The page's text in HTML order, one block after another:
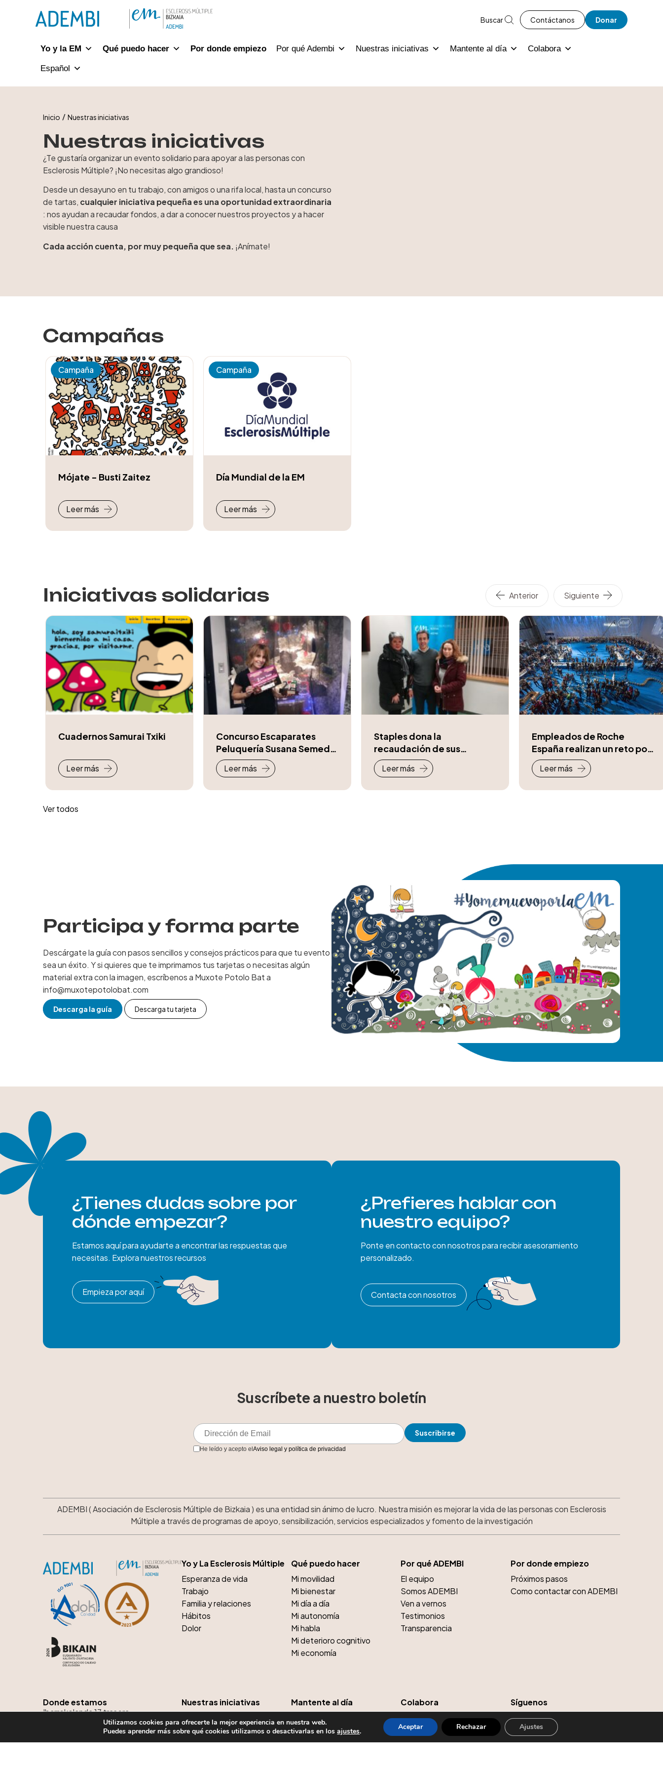
contenido
Buscar Contáctanos Donar
Yo y la EM Qué puedo hacer Por donde empiezo Por qué Adembi Nuestras iniciativas Mantente al día Colabora
Español
Inicio / Nuestras iniciativas
Nuestras iniciativas
¿Te gustaría organizar un evento solidario para apoyar a las personas con
Esclerosis Múltiple? ¡No necesitas algo grandioso!
Desde un desayuno en tu trabajo, con amigos o una rifa local, hasta un concurso
de tartas, cualquier iniciativa pequeña es una oportunidad extraordinaria
: nos ayudan a recaudar fondos, a dar a conocer nuestros proyectos y a hacer
visible nuestra causa
Cada acción cuenta, por muy pequeña que sea. ¡Anímate!
Campañas
Campaña
Mójate - Busti Zaitez
Leer más
Campaña
Día Mundial de la EM
Leer más
Iniciativas solidarias Anterior Siguiente
Cuadernos Samurai Txiki
Leer más
Concurso Escaparates
Peluquería Susana Semedo
Abanto-Zierbena
Leer más
Staples dona la
recaudación de sus
acciones solidarias
Leer más
Empleados de Roche
España realizan un reto por
la #EM
Leer más
Ver todos
Participa y forma parte
Descárgate la guía con pasos sencillos y consejos prácticos para que tu evento
sea un éxito. Y si quieres que te imprimamos tus tarjetas o necesitas algún
material extra con la imagen, escríbenos a Muxote Potolo Bat a
info@muxotepotolobat.com
Descarga la guía Descarga tu tarjeta
¿Tienes dudas sobre por
dónde empezar?
Estamos aquí para ayudarte a encontrar las respuestas que
necesitas. Explora nuestros recursos
Empieza por aquí
¿Prefieres hablar con
nuestro equipo?
Ponte en contacto con nosotros para recibir asesoramiento
personalizado.
Contacta con nosotros
Suscríbete a nuestro boletín
He leído y acepto elAviso legal y política de privacidad
ADEMBI ( Asociación de Esclerosis Múltiple de Bizkaia ) es una entidad sin ánimo de lucro. Nuestra misión es mejorar la vida de las personas con Esclerosis
Múltiple a través de programas de apoyo, sensibilización, servicios especializados y fomento de la investigación
Yo y La Esclerosis Múltiple
Esperanza de vida
Trabajo
Familia y relaciones
Hábitos
Dolor
Qué puedo hacer
Mi movilidad
Mi bienestar
Mi día a día
Mi autonomía
Mi habla
Mi deterioro cognitivo
Mi economía
Por qué ADEMBI
El equipo
Somos ADEMBI
Ven a vernos
Testimonios
Transparencia
Por donde empiezo
Próximos pasos
Como contactar con ADEMBI
Donde estamos
Ibarrekolanda 17 trasera
48015 Bilbao Bizkaia
Nuestras iniciativas
Campañas
Iniciativas solidaras
Mantente al día
Colabora
Hazte Socio
Voluntariado
Síguenos
Utilizamos cookies para ofrecerte la mejor experiencia en nuestra web.
Puedes aprender más sobre qué cookies utilizamos o desactivarlas en losajustes. Aceptar Rechazar Ajustes